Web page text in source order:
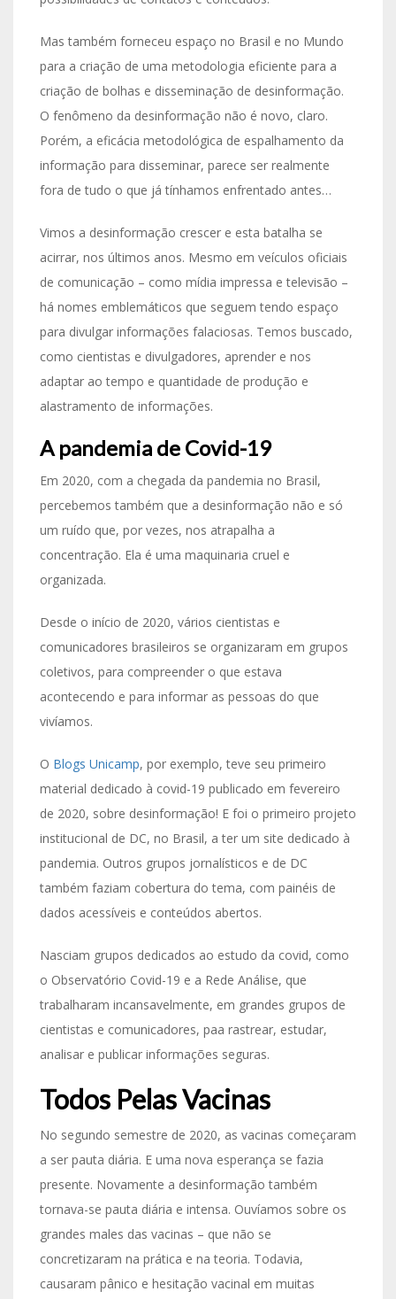
Mas também forneceu espaço no Brasil e no Mundo
para a criação de uma metodologia eficiente para a
criação de bolhas e disseminação de desinformação.
O fenômeno da desinformação não é novo, claro.
Porém, a eficácia metodológica de espalhamento da
informação para disseminar, parece ser realmente
fora de tudo o que já tínhamos enfrentado antes…
Vimos a desinformação crescer e esta batalha se
acirrar, nos últimos anos. Mesmo em veículos oficiais
de comunicação – como mídia impressa e televisão –
há nomes emblemáticos que seguem tendo espaço
para divulgar informações falaciosas. Temos buscado,
como cientistas e divulgadores, aprender e nos
adaptar ao tempo e quantidade de produção e
alastramento de informações.
A pandemia de Covid-19
Em 2020, com a chegada da pandemia no Brasil,
percebemos também que a desinformação não e só
um ruído que, por vezes, nos atrapalha a
concentração. Ela é uma maquinaria cruel e
organizada.
Desde o início de 2020, vários cientistas e
comunicadores brasileiros se organizaram em grupos
coletivos, para compreender o que estava
acontecendo e para informar as pessoas do que
vivíamos.
O Blogs Unicamp, por exemplo, teve seu primeiro
material dedicado à covid-19 publicado em fevereiro
de 2020, sobre desinformação! E foi o primeiro projeto
institucional de DC, no Brasil, a ter um site dedicado à
pandemia. Outros grupos jornalísticos e de DC
também faziam cobertura do tema, com painéis de
dados acessíveis e conteúdos abertos.
Nasciam grupos dedicados ao estudo da covid, como
o Observatório Covid-19 e a Rede Análise, que
trabalharam incansavelmente, em grandes grupos de
cientistas e comunicadores, paa rastrear, estudar,
analisar e publicar informações seguras.
Todos Pelas Vacinas
No segundo semestre de 2020, as vacinas começaram
a ser pauta diária. E uma nova esperança se fazia
presente. Novamente a desinformação também
tornava-se pauta diária e intensa. Ouvíamos sobre os
grandes males das vacinas – que não se
concretizaram na prática e na teoria. Todavia,
causaram pânico e hesitação vacinal em muitas